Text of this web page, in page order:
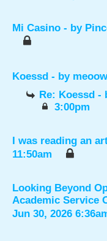
Mi Casino - by
Koessd - by
Re: Koessd -
3:00pm
I was reading an
11:50am
Looking Beyond
Academic Service
Jun 30, 2026